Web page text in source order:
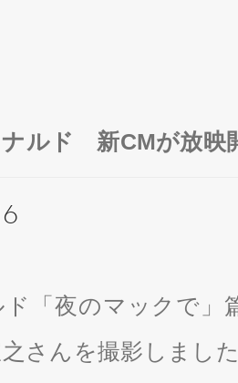
ナルド 新CMが放映
「夜のマックで」
さんを撮影しまし